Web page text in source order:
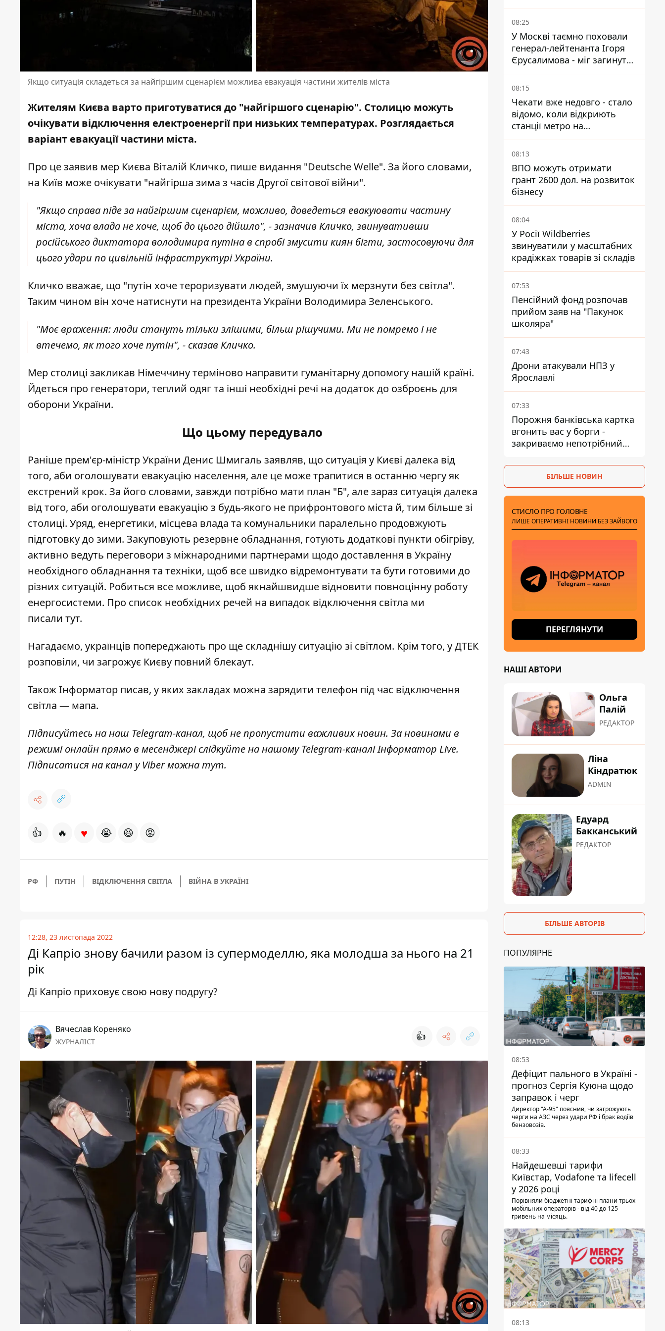
Якщо ситуація складеться за найгіршим сценарієм можлива евакуація частини жителів міста
Жителям Києва варто приготуватися до "найгіршого сценарію". Столицю можуть
очікувати відключення електроенергії при низьких температурах. Розглядається
варіант евакуації частини міста.
Про це заявив мер Києва Віталій Кличко, пише видання "Deutsche Welle". За його словами,
на Київ може очікувати "найгірша зима з часів Другої світової війни".
"Якщо справа піде за найгіршим сценарієм, можливо, доведеться евакуювати частину
міста, хоча влада не хоче, щоб до цього дійшло", - зазначив Кличко, звинувативши
російського диктатора володимира путіна в спробі змусити киян бігти, застосовуючи для
цього удари по цивільній інфраструктурі України.
Кличко вважає, що "путін хоче тероризувати людей, змушуючи їх мерзнути без світла".
Таким чином він хоче натиснути на президента України Володимира Зеленського.
"Моє враження: люди стануть тільки злішими, більш рішучими. Ми не помремо і не
втечемо, як того хоче путін", - сказав Кличко.
Мер столиці закликав Німеччину терміново направити гуманітарну допомогу нашій країні.
Йдеться про генератори, теплий одяг та інші необхідні речі на додаток до озброєнь для
оборони України.
Що цьому передувало
Раніше прем'єр-міністр України Денис Шмигаль заявляв, що ситуація у Києві далека від
того, аби оголошувати евакуацію населення, але це може трапитися в останню чергу як
екстрений крок. За його словами, завжди потрібно мати план "Б", але зараз ситуація далека
від того, аби оголошувати евакуацію з будь-якого не прифронтового міста й, тим більше зі
столиці. Уряд, енергетики, місцева влада та комунальники паралельно продовжують
підготовку до зими. Закуповують резервне обладнання, готують додаткові пункти обігріву,
активно ведуть переговори з міжнародними партнерами щодо доставлення в Україну
необхідного обладнання та техніки, щоб все швидко відремонтувати та бути готовими до
різних ситуацій. Робиться все можливе, щоб якнайшвидше відновити повноцінну роботу
енергосистеми. Про список необхідних речей на випадок відключення світла ми
писали тут.
Нагадаємо, українців попереджають про ще складнішу ситуацію зі світлом. Крім того, у ДТЕК
розповіли, чи загрожує Києву повний блекаут.
ТакожІнформатор писав, у яких закладах можна зарядити телефон під час відключення
світла — мапа.
Підписуйтесь на наш Telegram-канал, щоб не пропустити важливих новин. За новинами в
режимі онлайн прямо в месенджері слідкуйте на нашому Telegram-каналіІнформатор Live.
Підписатися на канал у Viber можнатут.
👍 🔥 ♥ 😭 😆 😡
РФ ПУТІН ВІДКЛЮЧЕННЯ СВІТЛА ВІЙНА В УКРАЇНІ
12:28, 23 листопада 2022
Ді Капріо знову бачили разом із супермоделлю, яка молодша за нього на 21
рік
Ді Капріо приховує свою нову подругу?
Вячеслав Кореняко
ЖУРНАЛІСТ 👍
08:25
У Москві таємно поховали
генерал-лейтенанта Ігоря
Єрусалимова - міг загинути
від вибуху в ресторані
08:15
Чекати вже недовго - стало
відомо, коли відкриють
станції метро на
Виноградарі
08:13
ВПО можуть отримати
грант 2600 дол. на розвиток
бізнесу
08:04
У Росії Wildberries
звинуватили у масштабних
крадіжках товарів зі складів
07:53
Пенсійний фонд розпочав
прийом заяв на "Пакунок
школяра"
07:43
Дрони атакували НПЗ у
Ярославлі
07:33
Порожня банківська картка
вгонить вас у борги -
закриваємо непотрібний
БІЛЬШЕ НОВИН
СТИСЛО ПРО ГОЛОВНЕ
ЛИШЕ ОПЕРАТИВНІ НОВИНИ БЕЗ ЗАЙВОГО
ПЕРЕГЛЯНУТИ
НАШІ АВТОРИ
Ольга
Палій
РЕДАКТОР
Ліна
Кіндратюк
ADMIN
Едуард
Бакканський
РЕДАКТОР
БІЛЬШЕ АВТОРІВ
ПОПУЛЯРНЕ
08:53
Дефіцит пального в Україні -
прогноз Сергія Куюна щодо
заправок і черг
Директор "А-95" пояснив, чи загрожують
черги на АЗС через удари РФ і брак водіїв
бензовозів.
08:33
Найдешевші тарифи
Київстар, Vodafone та lifecell
у 2026 році
Порівняли бюджетні тарифні плани трьох
мобільних операторів - від 40 до 125
гривень на місяць.
08:13